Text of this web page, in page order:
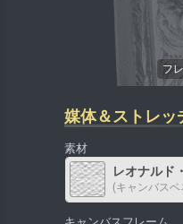
媒体＆ストレッ
素材
レオナルド
(キャンバスベ